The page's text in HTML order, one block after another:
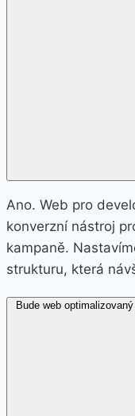
Ano. Web pro
konverzní nástroj
kampaně.
strukturu, která
Bude web